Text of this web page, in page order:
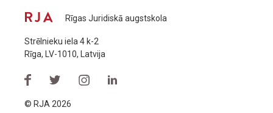
Rīgas Juridiskā augstskola
Strēlnieku iela 4 k-2
Rīga, LV-1010, Latvija
© RJA 2026